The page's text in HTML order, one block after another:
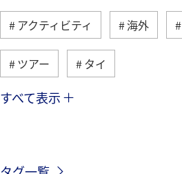
アクティビティ 海外
ツアー タイ
アメリカ
すべて表示